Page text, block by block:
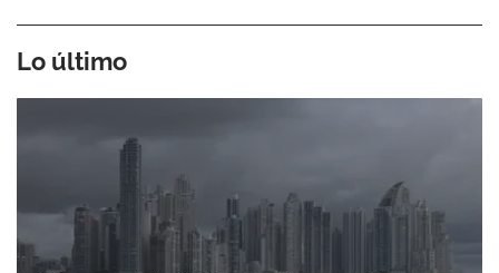
Lo último